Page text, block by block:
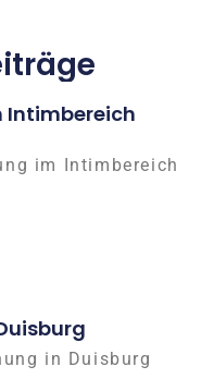
Intimbereich
im Intimbereich
in Duisburg